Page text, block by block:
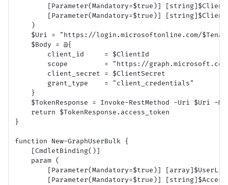
[Parameter(Mandatory=$true)]
[Parameter(Mandatory=$true)]
    )
$Uri = "https://login.microsoftonline.com/
    $Body = @{
        client_id     = $ClientId
scope         = "https://
        client_secret = $ClientSecret
        grant_type    = "client_credentials"
    }
$TokenResponse = Invoke-RestMethod -Uri $Uri -
    return $TokenResponse.access_token
}
function New-GraphUserBulk {
    [CmdletBinding()]
    param (
[Parameter(Mandatory=$true)]
[Parameter(Mandatory=$true)]